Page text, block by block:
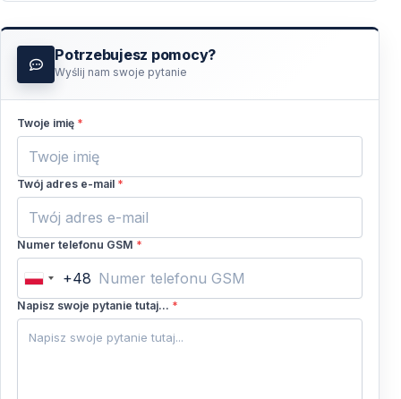
Potrzebujesz pomocy?
Wyślij nam swoje pytanie
Twoje imię *
Twój adres e-mail *
Numer telefonu GSM *
Poland
+48
+48
Napisz swoje pytanie tutaj... *